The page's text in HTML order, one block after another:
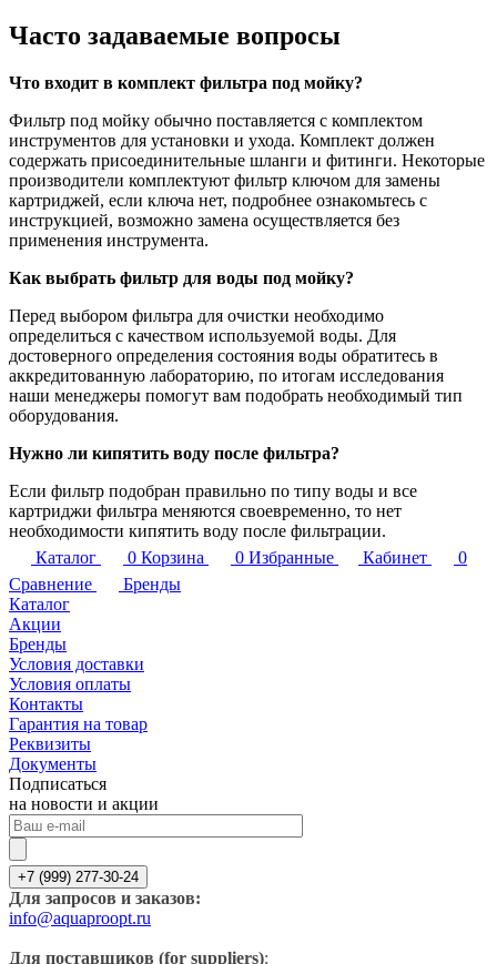
Часто задаваемые вопросы
Что входит в комплект фильтра под мойку?
Фильтр под мойку обычно поставляется с комплектом
инструментов для установки и ухода. Комплект должен
содержать присоединительные шланги и фитинги. Некоторые
производители комплектуют фильтр ключом для замены
картриджей, если ключа нет, подробнее ознакомьтесь с
инструкцией, возможно замена осуществляется без
применения инструмента.
Как выбрать фильтр для воды под мойку?
Перед выбором фильтра для очистки необходимо
определиться с качеством используемой воды. Для
достоверного определения состояния воды обратитесь в
аккредитованную лабораторию, по итогам исследования
наши менеджеры помогут вам подобрать необходимый тип
оборудования.
Нужно ли кипятить воду после фильтра?
Если фильтр подобран правильно по типу воды и все
картриджи фильтра меняются своевременно, то нет
необходимости кипятить воду после фильтрации.
Каталог
0 Корзина 0 Избранные Кабинет
0
Сравнение
Бренды
Каталог
Акции
Бренды
Условия доставки
Условия оплаты
Контакты
Гарантия на товар
Реквизиты
Документы
Подписаться
на новости и акции
+7 (999) 277-30-24
Для запросов и заказов:
info@aquaproopt.ru
Для поставщиков (for suppliers):